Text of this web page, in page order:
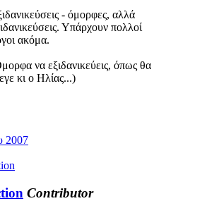
- όμορφες, αλλά
Υπάρχουν πολλοί
ακόμα.
να εξιδανικεύεις, όπως θα
κι ο Ηλίας...)
2007
Contributor